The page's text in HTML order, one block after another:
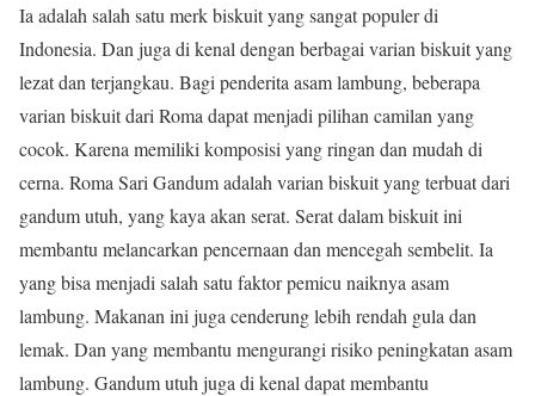
Ia adalah salah satu merk biskuit yang sangat populer di
Indonesia. Dan juga di kenal dengan berbagai varian biskuit yang
lezat dan terjangkau. Bagi penderita asam lambung, beberapa
varian biskuit dari Roma dapat menjadi pilihan camilan yang
cocok. Karena memiliki komposisi yang ringan dan mudah di
cerna. Roma Sari Gandum adalah varian biskuit yang terbuat dari
gandum utuh, yang kaya akan serat. Serat dalam biskuit ini
membantu melancarkan pencernaan dan mencegah sembelit. Ia
yang bisa menjadi salah satu faktor pemicu naiknya asam
lambung. Makanan ini juga cenderung lebih rendah gula dan
lemak. Dan yang membantu mengurangi risiko peningkatan asam
lambung. Gandum utuh juga di kenal dapat membantu